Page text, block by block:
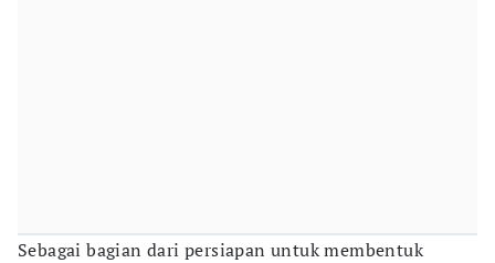
Sebagai bagian dari persiapan untuk membentuk